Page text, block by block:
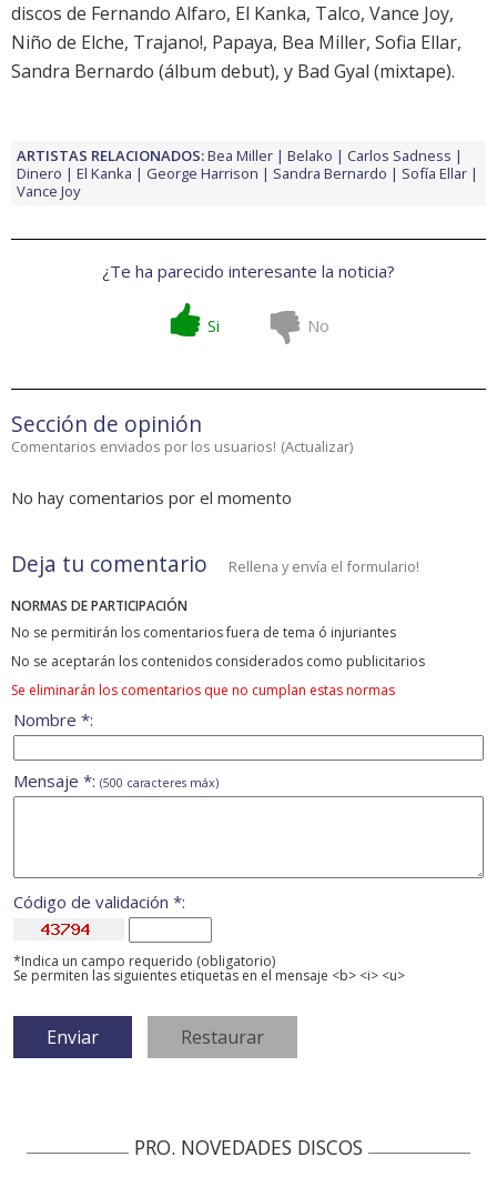
discos de Fernando Alfaro, El Kanka, Talco, Vance Joy,
Niño de Elche, Trajano!, Papaya, Bea Miller, Sofia Ellar,
Sandra Bernardo (álbum debut), y Bad Gyal (mixtape).
ARTISTAS RELACIONADOS:Bea Miller Belako
Carlos Sadness
Dinero
El Kanka George Harrison Sandra Bernardo
Sofía Ellar
Vance Joy
¿Te ha parecido interesante la noticia?
Si No
Sección de opinión
Comentarios enviados por los usuarios! (Actualizar)
No hay comentarios por el momento
Deja tu comentario Rellena y envía el formulario!
NORMAS DE PARTICIPACIÓN
No se permitirán los comentarios fuera de tema ó injuriantes
No se aceptarán los contenidos considerados como publicitarios
Se eliminarán los comentarios que no cumplan estas normas
Nombre *:
Mensaje *: (500 caracteres máx)
Código de validación *:
*Indica un campo requerido (obligatorio)
Se permiten las siguientes etiquetas en el mensaje <b> <i> <u>
PRO. NOVEDADES DISCOS